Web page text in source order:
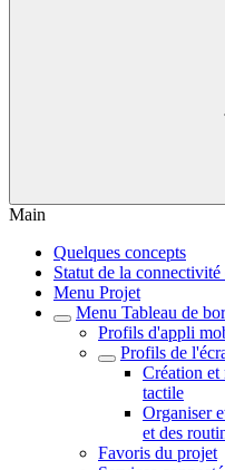
Main
Quelques concepts
Statut de la
Menu Projet
Menu Tableau de
Profils d'appli
Profils de
Création
tactile
Organiser
et des
Favoris du projet